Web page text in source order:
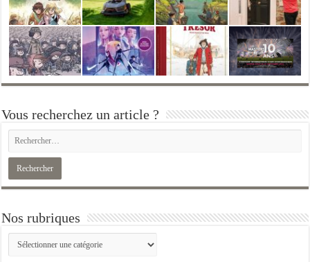
Vous recherchez un article ?
Nos rubriques
Nos
rubriques